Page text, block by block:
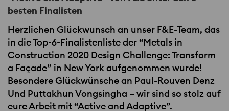
besten Finalisten
Herzlichen Glückwunsch an unser F&E-Team, das
in die Top-6-Finalistenliste der “Metals in
Construction 2020 Design Challenge: Transform
a Façade” in New York aufgenommen wurde!
Besondere Glückwünsche an Paul-Rouven Denz
Und Puttakhun Vongsingha – wir sind so stolz auf
eure Arbeit mit “Active and Adaptive”.